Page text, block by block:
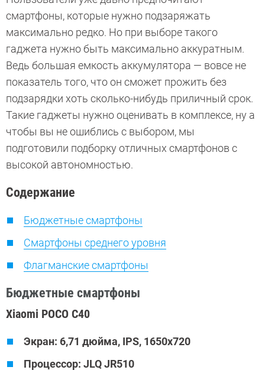
смартфоны, которые нужно подзаряжать
максимально редко. Но при выборе такого
гаджета нужно быть максимально аккуратным.
Ведь большая емкость аккумулятора — вовсе не
показатель того, что он сможет прожить без
подзарядки хоть сколько-нибудь приличный срок.
Такие гаджеты нужно оценивать в комплексе, ну а
чтобы вы не ошиблись с выбором, мы
подготовили подборку отличных смартфонов с
высокой автономностью.
Содержание
Бюджетные смартфоны
Смартфоны среднего уровня
Флагманские смартфоны
Бюджетные смартфоны
Xiaomi POCO C40
Экран: 6,71 дюйма, IPS, 1650x720
Процессор: JLQ JR510